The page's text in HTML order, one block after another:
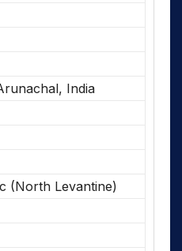
India
(North Levantine)